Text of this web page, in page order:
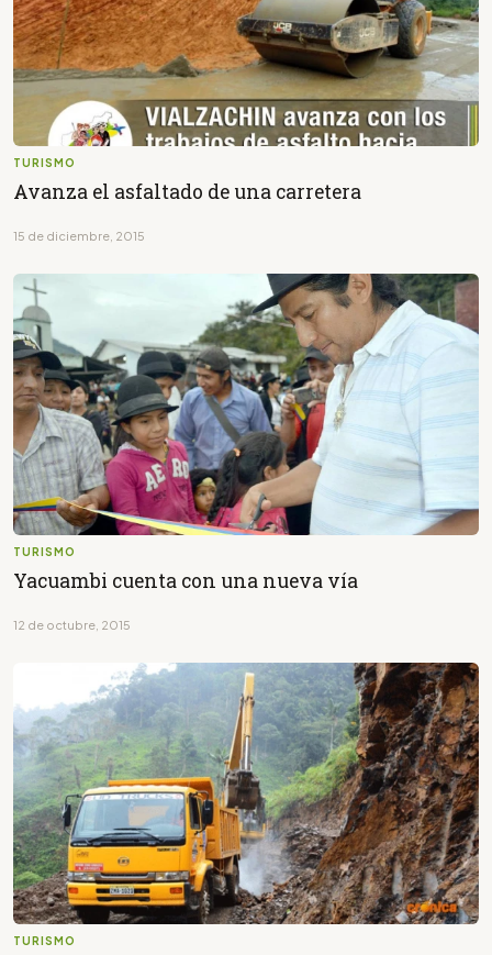
TURISMO
Avanza el asfaltado de una carretera
15 de diciembre, 2015
TURISMO
Yacuambi cuenta con una nueva vía
12 de octubre, 2015
TURISMO